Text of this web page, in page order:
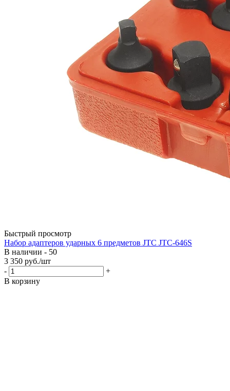
Быстрый просмотр
Набор адаптеров ударных 6 предметов JTC JTC-646S
В наличии - 50
3 350 руб./шт
-
+
В корзину